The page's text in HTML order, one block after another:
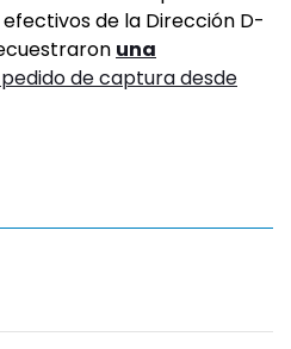
efectivos de la Dirección D-
una
de captura desde